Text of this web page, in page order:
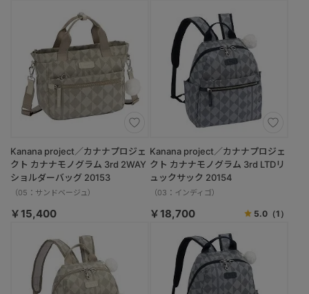
Kanana project／カナナプロジェ
クト カナナモノグラム 3rd 2WAY
ショルダーバッグ 20153
（05：サンドベージュ）
￥15,400
Kanana project／カナナプロジェ
クト カナナモノグラム 3rd LTDリ
ュックサック 20154
（03：インディゴ）
￥18,700 5.0 （1）